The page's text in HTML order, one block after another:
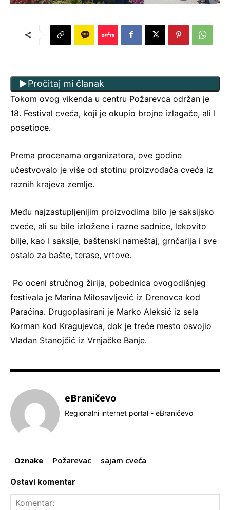
Pročitaj mi članak
Tokom ovog vikenda u centru Požarevca održan je
18. Festival cveća, koji je okupio brojne izlagače, ali I
posetioce.
Prema procenama organizatora, ove godine
učestvovalo je više od stotinu proizvođača cveća iz
raznih krajeva zemlje.
Među najzastupljenijim proizvodima bilo je saksijsko
cveće, ali su bile izložene i razne sadnice, lekovito
bilje, kao I saksije, baštenski nameštaj, grnčarija i sve
ostalo za bašte, terase, vrtove.
Po oceni stručnog žirija, pobednica ovogodišnjeg
festivala je Marina Milosavljević iz Drenovca kod
Paraćina. Drugoplasirani je Marko Aleksić iz sela
Korman kod Kragujevca, dok je treće mesto osvojio
Vladan Stanojčić iz Vrnjačke Banje.
eBraničevo
Regionalni internet portal - eBraničevo
Oznake Požarevac sajam cveća
Ostavi komentar